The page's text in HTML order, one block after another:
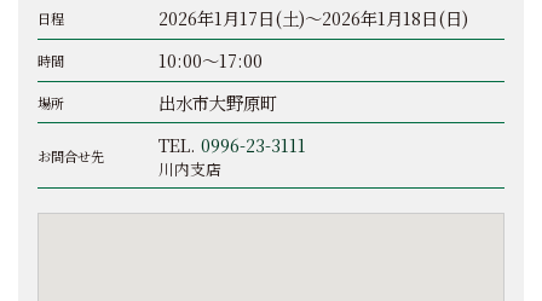
日程 2026年1月17日(土)～2026年1月18日(日)
時間 10:00～17:00
場所 出水市大野原町
お問合せ先 TEL. 0996-23-3111
川内支店